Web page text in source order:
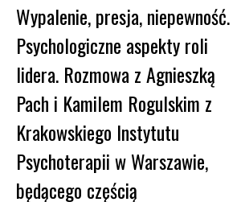
Wypalenie, presja, niepewność.
Psychologiczne aspekty roli
lidera. Rozmowa z Agnieszką
Pach i Kamilem Rogulskim z
Krakowskiego Instytutu
Psychoterapii w Warszawie,
będącego częścią